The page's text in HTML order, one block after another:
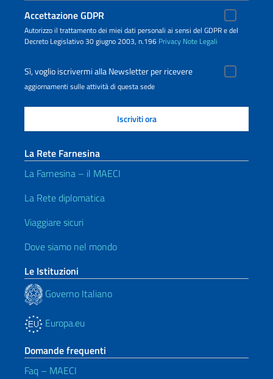
Accettazione GDPR
Autorizzo il trattamento dei miei dati personali ai sensi del GDPR e del
Decreto Legislativo 30 giugno 2003, n.196 Privacy Note Legali
Sì, voglio iscrivermi alla Newsletter per ricevere
aggiornamenti sulle attività di questa sede
La Rete Farnesina
La Farnesina – il MAECI
La Rete diplomatica
Viaggiare sicuri
Dove siamo nel mondo
Le Istituzioni
Governo Italiano
Europa.eu
Domande frequenti
Faq – MAECI